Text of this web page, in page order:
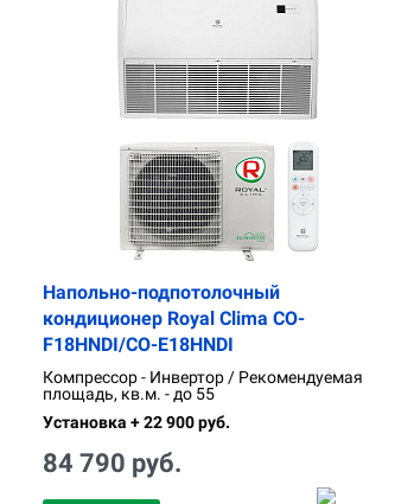
Напольно-подпотолочный
кондиционер Royal Clima CO-
F18HNDI/CO-E18HNDI
Компрессор - Инвертор / Рекомендуемая
площадь, кв.м. - до 55
Установка + 22 900 руб.
84 790 руб.